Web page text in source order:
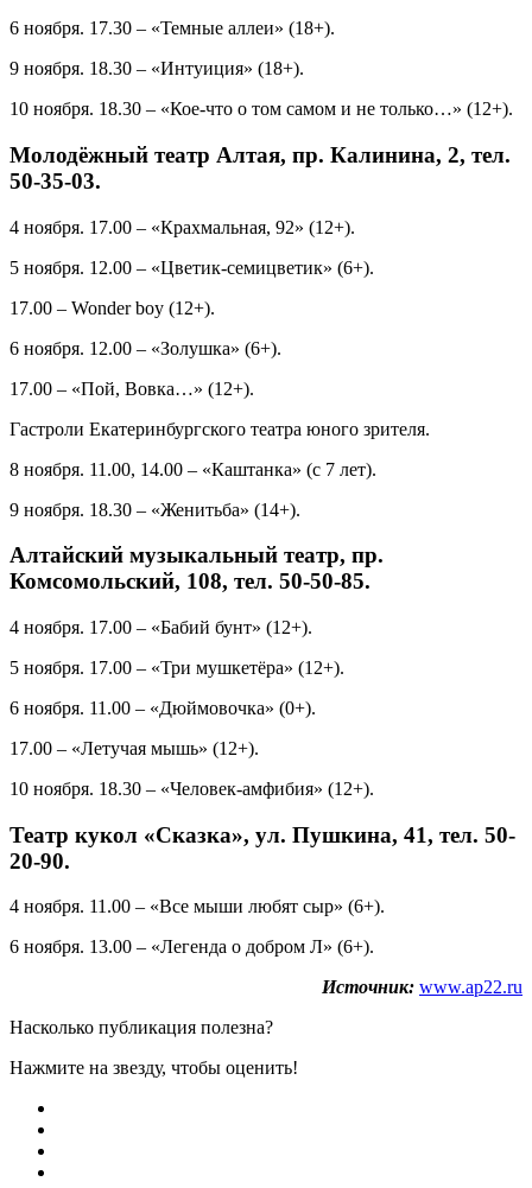
6 ноября. 17.30 – «Темные аллеи» (18+).
9 ноября. 18.30 – «Интуиция» (18+).
10 ноября. 18.30 – «Кое-что о том самом и не только…» (12+).
Молодёжный театр Алтая, пр. Калинина, 2, тел.
50-35-03.
4 ноября. 17.00 – «Крахмальная, 92» (12+).
5 ноября. 12.00 – «Цветик-семицветик» (6+).
17.00 – Wonder boy (12+).
6 ноября. 12.00 – «Золушка» (6+).
17.00 – «Пой, Вовка…» (12+).
Гастроли Екатеринбургского театра юного зрителя.
8 ноября. 11.00, 14.00 – «Каштанка» (с 7 лет).
9 ноября. 18.30 – «Женитьба» (14+).
Алтайский музыкальный театр, пр.
Комсомольский, 108, тел. 50-50-85.
4 ноября. 17.00 – «Бабий бунт» (12+).
5 ноября. 17.00 – «Три мушкетёра» (12+).
6 ноября. 11.00 – «Дюймовочка» (0+).
17.00 – «Летучая мышь» (12+).
10 ноября. 18.30 – «Человек-амфибия» (12+).
Театр кукол «Сказка», ул. Пушкина, 41, тел. 50-
20-90.
4 ноября. 11.00 – «Все мыши любят сыр» (6+).
6 ноября. 13.00 – «Легенда о добром Л» (6+).
Источник: www.ap22.ru
Насколько публикация полезна?
Нажмите на звезду, чтобы оценить!